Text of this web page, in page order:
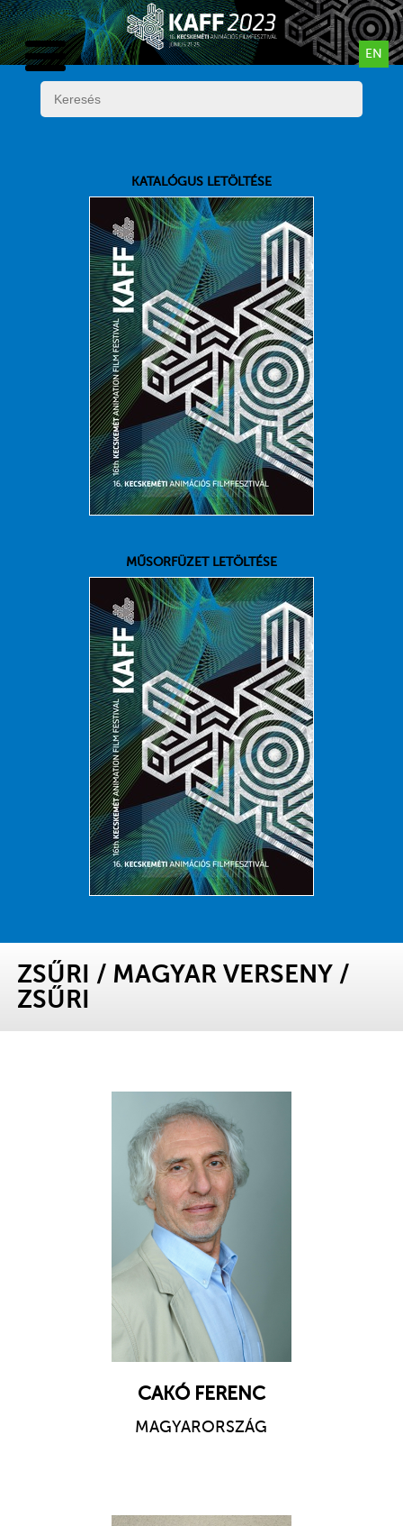
EN
KATALÓGUS LETÖLTÉSE
MŰSORFÜZET LETÖLTÉSE
ZSŰRI / MAGYAR VERSENY /
ZSŰRI
CAKÓ FERENC
MAGYARORSZÁG